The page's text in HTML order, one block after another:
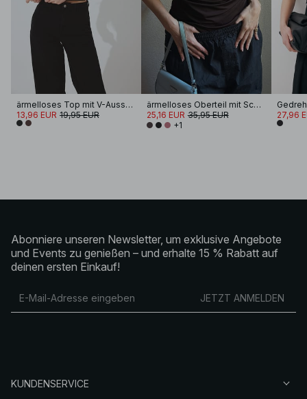
ärmelloses Top mit V-Ausschnitt
13,96 EUR 19,95 EUR
ärmelloses Oberteil mit Schnallendetail
25,16 EUR 35,95 EUR
+1
27,96
Abonniere unseren Newsletter, um exklusive Angebote
und Events zu genießen – und erhalte 15 % Rabatt auf
deinen ersten Einkauf!
JETZT ANMELDEN
KUNDENSERVICE